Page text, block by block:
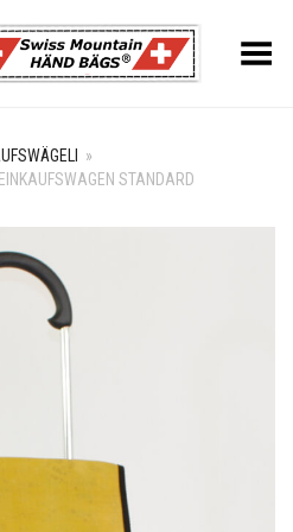
Toggle Menu
»
EINKAUFSWAGEN STANDARD